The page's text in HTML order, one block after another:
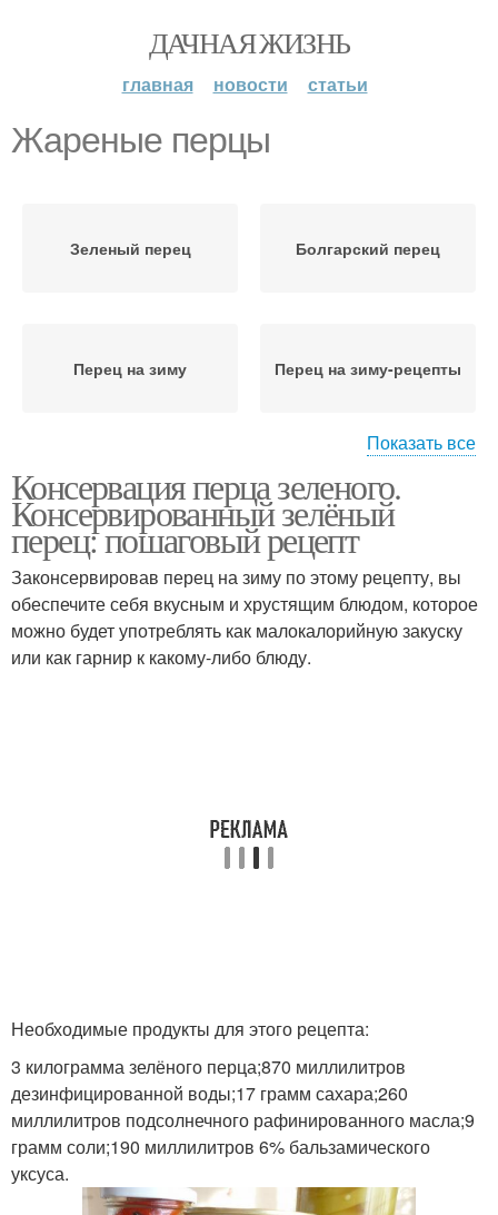
ДАЧНАЯ ЖИЗНЬ
главная новости статьи
Жареные перцы
Зеленый перец Болгарский перец
Перец на зиму Перец на зиму-рецепты
Перцы на зиму Заготовки из перца
Лечо из болгарского
перца
Показать все
Консервация перца зеленого.
Консервированный зелёный
перец: пошаговый рецепт
Законсервировав перец на зиму по этому рецепту, вы
обеспечите себя вкусным и хрустящим блюдом, которое
можно будет употреблять как малокалорийную закуску
или как гарнир к какому-либо блюду.
Необходимые продукты для этого рецепта:
3 килограмма зелёного перца;870 миллилитров
дезинфицированной воды;17 грамм сахара;260
миллилитров подсолнечного рафинированного масла;9
грамм соли;190 миллилитров 6% бальзамического
уксуса.